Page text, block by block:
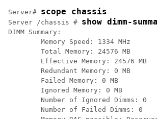
Server# scope chassis
Server /chassis # show dimm-
DIMM Summary: